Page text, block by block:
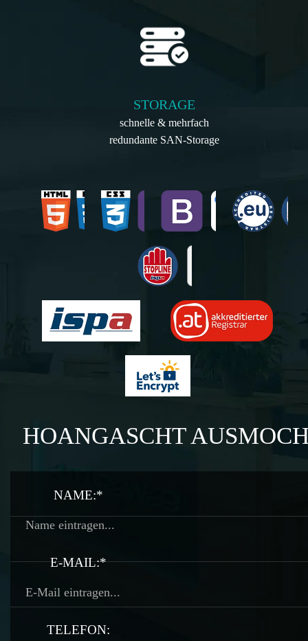
STORAGE
schnelle & mehrfach
redundante SAN-Storage
HOANGASCHT
NAME:*
E-MAIL:*
TELEFON: